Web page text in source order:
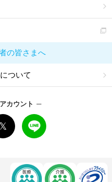
の皆さまへ
ついて
カウント